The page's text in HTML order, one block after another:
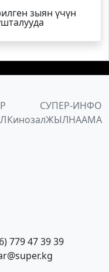
зыян үчүн
СУПЕР-ИНФО
КинозалЖЫЛНААМА
779 47 39 39